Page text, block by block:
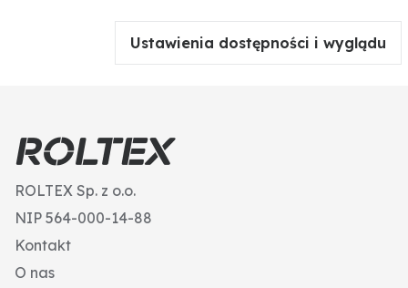
Ustawienia dostępności i wyglądu
ROLTEX Sp. z o.o.
NIP 564-000-14-88
Kontakt
O nas